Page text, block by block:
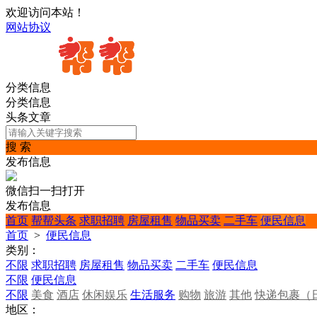
欢迎访问本站！
网站协议
分类信息
分类信息
头条文章
搜 索
发布信息
微信扫一扫打开
发布信息
首页 帮帮头条 求职招聘 房屋租售 物品买卖 二手车 便民信息
首页 > 便民信息
类别：
不限 求职招聘 房屋租售 物品买卖 二手车 便民信息
不限 便民信息
不限 美食 酒店 休闲娱乐 生活服务 购物 旅游 其他 快递包裹（
地区：